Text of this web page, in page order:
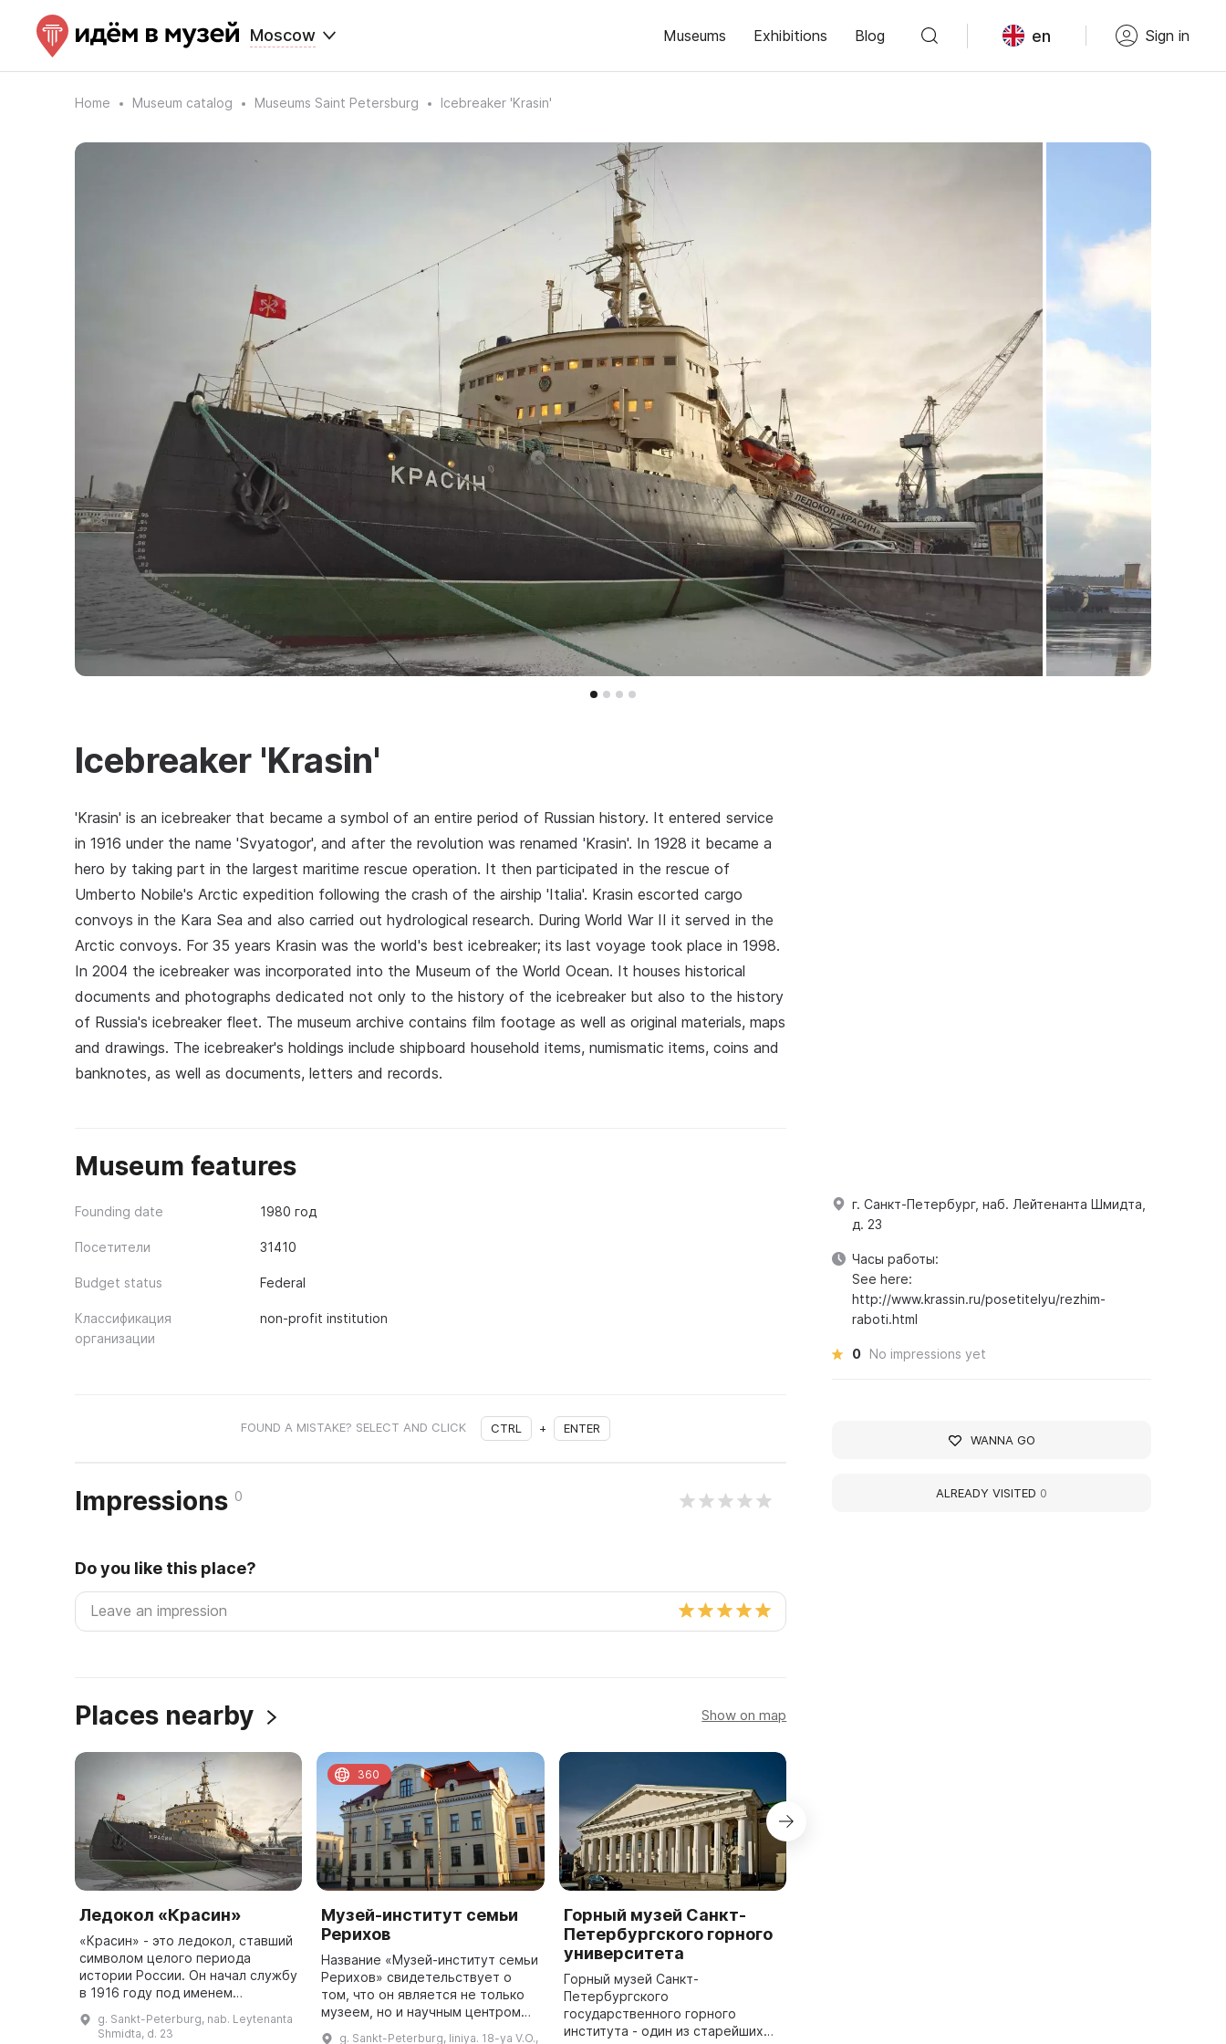
Moscow Museums Exhibitions Blog en Sign in
Home Museum catalog Museums Saint Petersburg Icebreaker 'Krasin'
Icebreaker 'Krasin'
'Krasin' is an icebreaker that became a symbol of an entire period of Russian history. It entered service
in 1916 under the name 'Svyatogor', and after the revolution was renamed 'Krasin'. In 1928 it became a
hero by taking part in the largest maritime rescue operation. It then participated in the rescue of
Umberto Nobile's Arctic expedition following the crash of the airship 'Italia'. Krasin escorted cargo
convoys in the Kara Sea and also carried out hydrological research. During World War II it served in the
Arctic convoys. For 35 years Krasin was the world's best icebreaker; its last voyage took place in 1998.
In 2004 the icebreaker was incorporated into the Museum of the World Ocean. It houses historical
documents and photographs dedicated not only to the history of the icebreaker but also to the history
of Russia's icebreaker fleet. The museum archive contains film footage as well as original materials, maps
and drawings. The icebreaker's holdings include shipboard household items, numismatic items, coins and
banknotes, as well as documents, letters and records.
Museum features
Founding date 1980 год
Посетители 31410
Budget status Federal
Классификация
организации
non-profit institution
FOUND A MISTAKE? SELECT AND CLICK CTRL + ENTER
Impressions 0
Do you like this place?
Places nearby Show on map
Ледокол «Красин»
«Красин» - это ледокол, ставший
символом целого периода
истории России. Он начал службу
в 1916 году под именем
был переименован в «Красин». В
g. Sankt-Peterburg, nab. Leytenanta
Shmidta, d. 23
Музей-институт семьи
Рерихов
Название «Музей-институт семьи
Рерихов» свидетельствует о
том, что он является не только
музеем, но и научным центром
g. Sankt-Peterburg, liniya. 18-ya V.O.,
360
Горный музей Санкт-
Петербургского горного
университета
Горный музей Санкт-
Петербургского
государственного горного
института - один из старейших
г. Санкт-Петербург, наб. Лейтенанта Шмидта,
д. 23
Часы работы:
See here:
http://www.krassin.ru/posetitelyu/rezhim-
raboti.html
0 No impressions yet
WANNA GO
ALREADY VISITED 0